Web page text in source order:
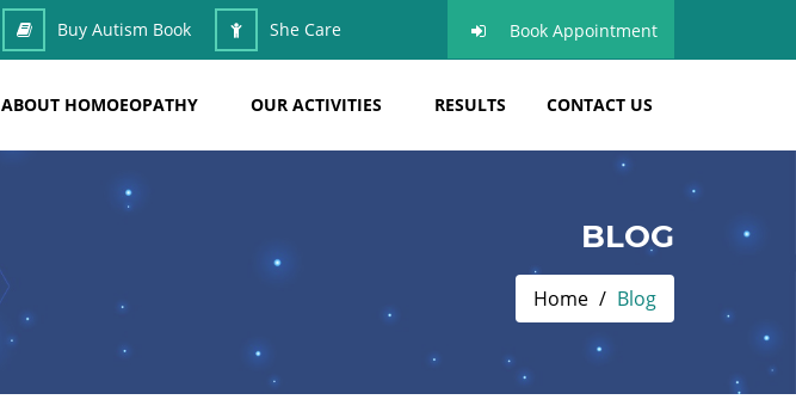
Buy Autism Book She Care Book Appointment
ABOUT HOMOEOPATHY OUR ACTIVITIES RESULTS CONTACT US
BLOG
Home Blog